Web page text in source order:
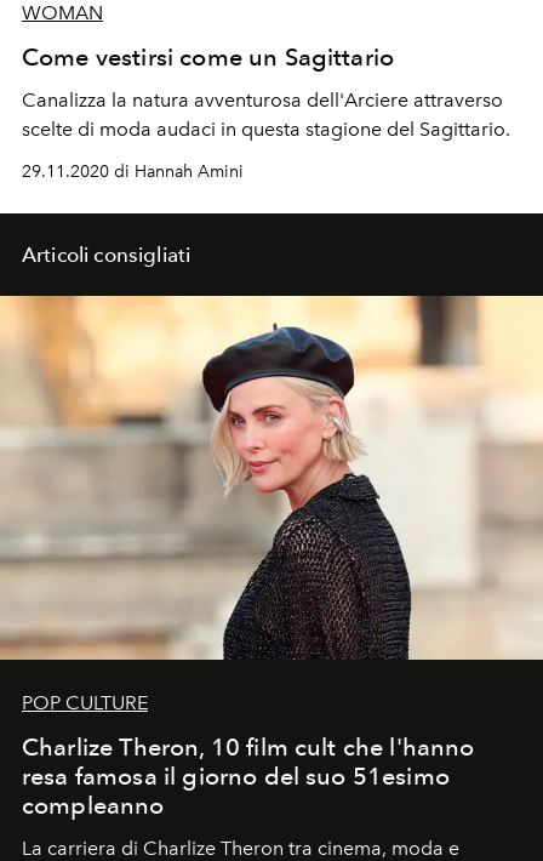
WOMAN
Come vestirsi come un Sagittario
Canalizza la natura avventurosa dell'Arciere attraverso
scelte di moda audaci in questa stagione del Sagittario.
29.11.2020 di Hannah Amini
Articoli consigliati
POP CULTURE
Charlize Theron, 10 film cult che l'hanno
resa famosa il giorno del suo 51esimo
compleanno
La carriera di Charlize Theron tra cinema, moda e